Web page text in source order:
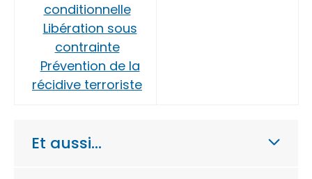
conditionnelle
Libération sous
contrainte
Prévention de la
récidive terroriste
Et aussi…